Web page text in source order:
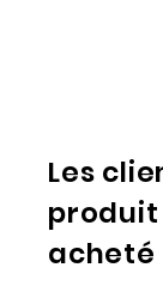
Les
acheté